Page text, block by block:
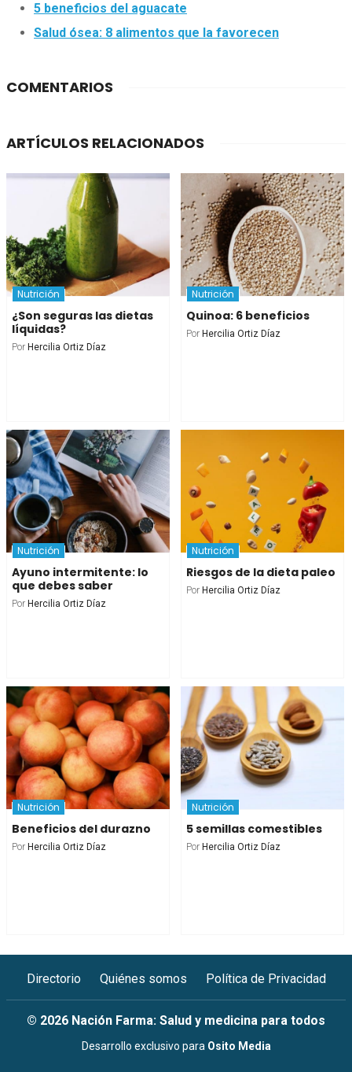
5 beneficios del aguacate
Salud ósea: 8 alimentos que la favorecen
COMENTARIOS
ARTÍCULOS RELACIONADOS
Nutrición
¿Son seguras las dietas
líquidas?
Por Hercilia Ortiz Díaz
Nutrición
Quinoa: 6 beneficios
Por Hercilia Ortiz Díaz
Nutrición
Ayuno intermitente: lo
que debes saber
Por Hercilia Ortiz Díaz
Nutrición
Riesgos de la dieta paleo
Por Hercilia Ortiz Díaz
Nutrición
Beneficios del durazno
Por Hercilia Ortiz Díaz
Nutrición
5 semillas comestibles
Por Hercilia Ortiz Díaz
Directorio Quiénes somos Política de Privacidad
© 2026 Nación Farma: Salud y medicina para todos
Desarrollo exclusivo para Osito Media